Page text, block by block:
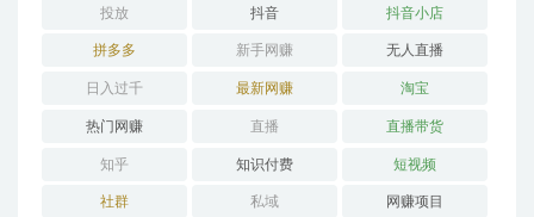
投放 抖音 抖音小店
拼多多 新手网赚 无人直播
日入过千 最新网赚 淘宝
热门网赚 直播 直播带货
知乎 知识付费 短视频
社群 私域 网赚项目